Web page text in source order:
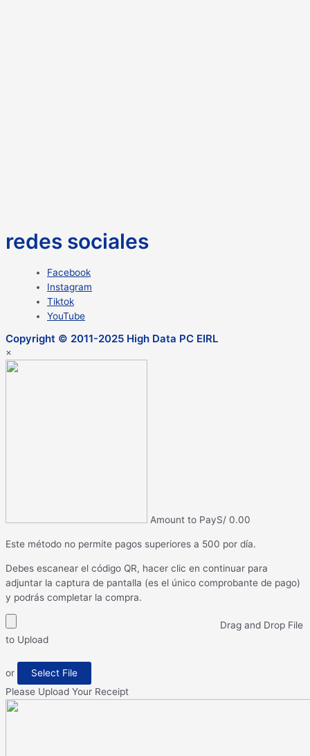
redes sociales
Facebook
Instagram
Tiktok
YouTube
Copyright © 2011-2025 High Data PC EIRL
×
Amount to PayS/ 0.00
Este método no permite pagos superiores a 500 por día.
Debes escanear el código QR, hacer clic en continuar para
adjuntar la captura de pantalla (es el único comprobante de pago)
y podrás completar la compra.
Drag and Drop File
to Upload
or
Select File
Please Upload Your Receipt